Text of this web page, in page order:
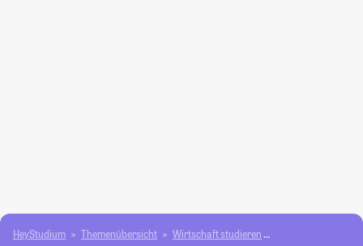
HeyStudium Themenübersicht Wirtschaft studieren